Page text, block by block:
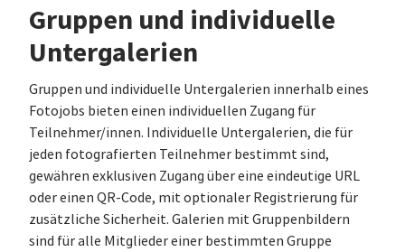
Gruppen und individuelle
Untergalerien
Gruppen und individuelle Untergalerien innerhalb eines
Fotojobs bieten einen individuellen Zugang für
Teilnehmer/innen. Individuelle Untergalerien, die für
jeden fotografierten Teilnehmer bestimmt sind,
gewähren exklusiven Zugang über eine eindeutige URL
oder einen QR-Code, mit optionaler Registrierung für
zusätzliche Sicherheit. Galerien mit Gruppenbildern
sind für alle Mitglieder einer bestimmten Gruppe